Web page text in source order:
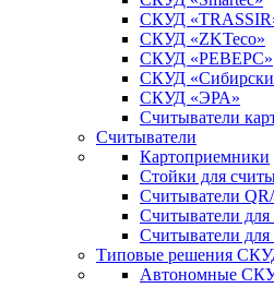
СКУД
СКУД «ZKTeco»
СКУД «РЕВЕРС»
СКУД
СКУД «ЭРА»
Считыватели
Считыватели
Картоприемники
Стойки для
Считыватели
Считыватели
Считыватели
Типовые решения
Автономные